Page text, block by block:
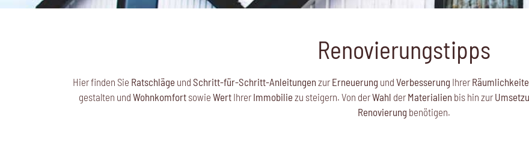
Renovierungstipps
Hier finden Sie Ratschlägeund Schritt-für-Schritt-Anleitungen zur Erneuerung und Verbesserung Ihrer
gestalten und Wohnkomfort sowie Wert Ihrer Immobiliezu steigern. Von derWahl der Materialien bis hin zur
Renovierung benötigen.